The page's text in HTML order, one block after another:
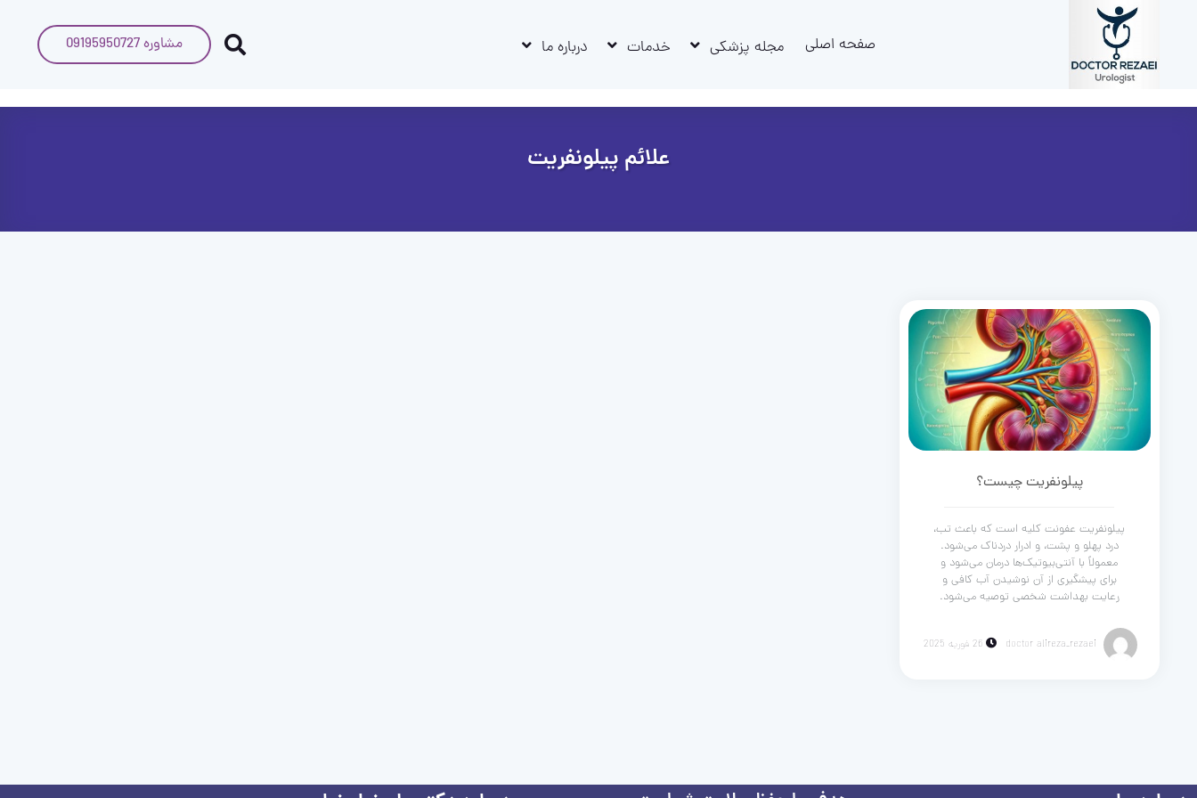
صفحه اصلی مجله پزشکی خدمات درباره ما مشاوره 09195950727
علائم پیلونفریت
پیلونفریت چیست؟
پیلونفریت عفونت کلیه است که باعث تب،
درد پهلو و پشت، و ادرار دردناک می‌شود.
معمولاً با آنتی‌بیوتیک‌ها درمان می‌شود و
برای پیشگیری از آن نوشیدن آب کافی و
رعایت بهداشت شخصی توصیه می‌شود.
doctor alireza_rezaei